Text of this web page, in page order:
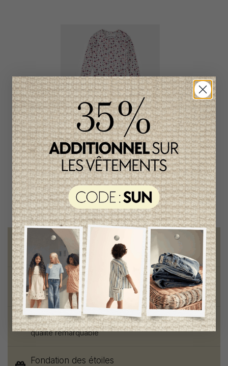
Pyjama 2 Pièces Petit
Lem Fille
39,95$CA
Livraison gratuite
sur toute commande de 100 $ et plus
Vêtements chics et tendances
pour mamans et enfants
Style et élégance
qualité remarquable
Fondation des étoiles